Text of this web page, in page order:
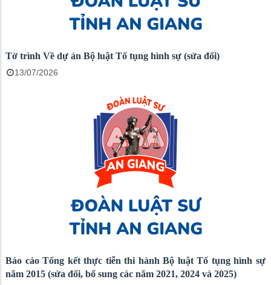
Tờ trình Về dự án Bộ luật Tố tụng hình sự (sửa đổi)
13/07/2026
Báo cáo Tổng kết thực tiễn thi hành Bộ luật Tố tụng hình sự
năm 2015 (sửa đổi, bổ sung các năm 2021, 2024 và 2025)